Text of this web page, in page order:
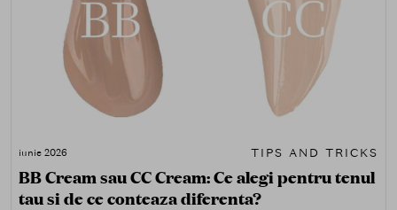
iunie 2026 TIPS AND TRICKS
BB Cream sau CC Cream: Ce alegi pentru tenul
tau si de ce conteaza diferenta?